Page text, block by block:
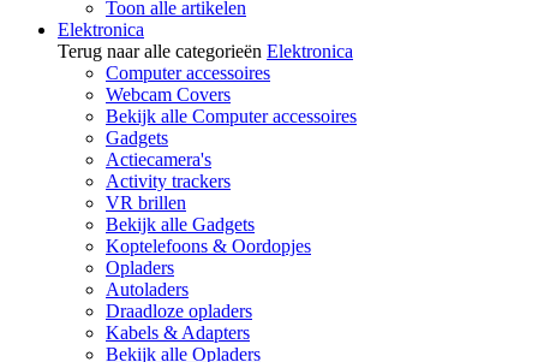
Toon alle artikelen
Elektronica
Terug naar alle categorieën Elektronica
Computer accessoires
Webcam Covers
Bekijk alle Computer accessoires
Gadgets
Actiecamera's
Activity trackers
VR brillen
Bekijk alle Gadgets
Koptelefoons & Oordopjes
Opladers
Autoladers
Draadloze opladers
Kabels & Adapters
Bekijk alle Opladers